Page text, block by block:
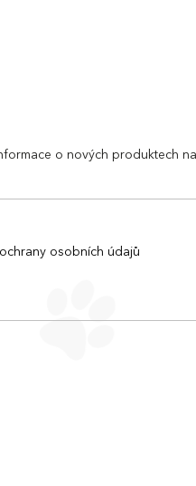
o nových produktech
osobních údajů